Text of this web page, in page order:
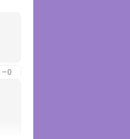
–0